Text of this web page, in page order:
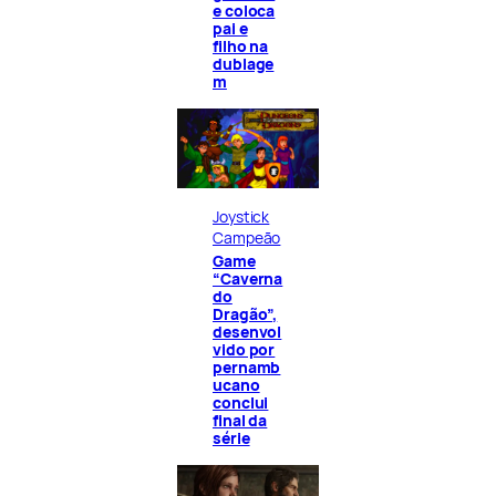
e coloca
pai e
filho na
dublage
m
Joystick
Campeão
Game
“Caverna
do
Dragão”,
desenvol
vido por
pernamb
ucano
conclui
final da
série